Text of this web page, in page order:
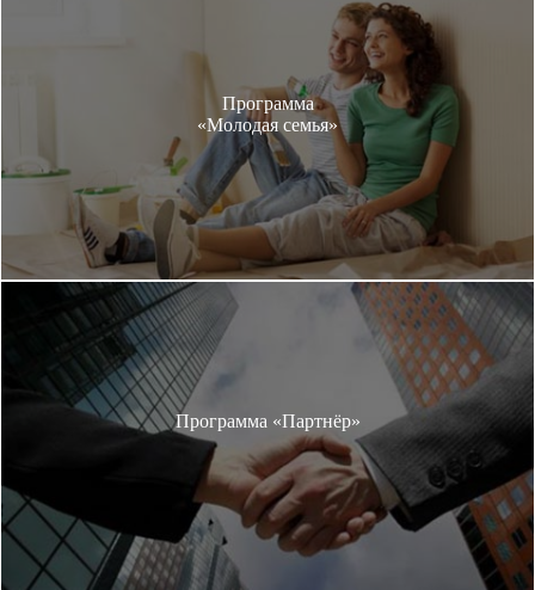
Программа
«Молодая семья»
Программа «Партнёр»